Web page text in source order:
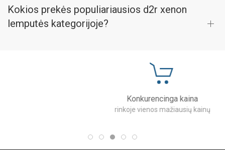
Kokios prekės populiariausios d2r xenon
lemputės kategorijoje?
Konkurencinga kaina
rinkoje vienos mažiausių kainų